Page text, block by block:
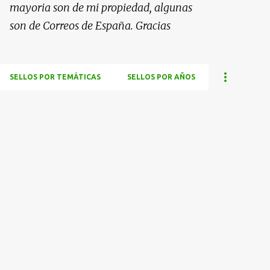
mayoria son de mi propiedad, algunas
son de Correos de España. Gracias
SELLOS POR TEMÁTICAS SELLOS POR AÑOS